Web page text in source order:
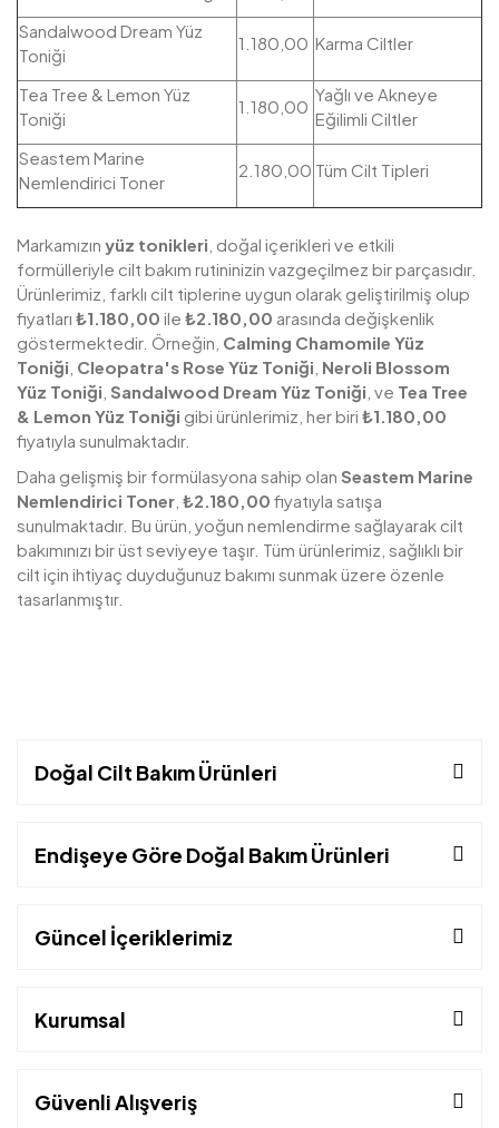
Sandalwood Dream Yüz
Toniği
1.180,00 Karma Ciltler
Tea Tree & Lemon Yüz
Toniği
1.180,00
Yağlı ve Akneye
Eğilimli Ciltler
Seastem Marine
Nemlendirici Toner
2.180,00 Tüm Cilt Tipleri
Markamızın yüz tonikleri , doğal içerikleri ve etkili
formülleriyle cilt bakım rutininizin vazgeçilmez bir parçasıdır.
Ürünlerimiz, farklı cilt tiplerine uygun olarak geliştirilmiş olup
fiyatları ₺1.180,00 ile ₺2.180,00 arasında değişkenlik
göstermektedir. Örneğin, Calming Chamomile Yüz
Toniği Cleopatra's Rose Yüz Toniği Neroli Blossom
Yüz Toniği Sandalwood Dream Yüz Toniği , ve Tea Tree
& Lemon Yüz Toniği gibi ürünlerimiz, her biri ₺1.180,00
fiyatıyla sunulmaktadır.
Daha gelişmiş bir formülasyona sahip olan Seastem Marine
Nemlendirici Toner ₺2.180,00 fiyatıyla satışa
sunulmaktadır. Bu ürün, yoğun nemlendirme sağlayarak cilt
bakımınızı bir üst seviyeye taşır. Tüm ürünlerimiz, sağlıklı bir
cilt için ihtiyaç duyduğunuz bakımı sunmak üzere özenle
tasarlanmıştır.
Doğal Cilt Bakım Ürünleri
Endişeye Göre Doğal Bakım Ürünleri
Güncel İçeriklerimiz
Kurumsal
Güvenli Alışveriş